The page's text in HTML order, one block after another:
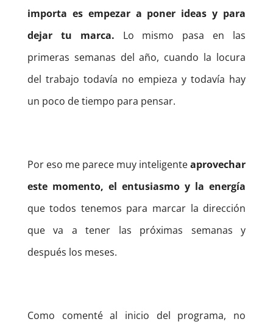
importa es empezar a poner ideas y para
dejar tu marca. Lo mismo pasa en las
primeras semanas del año, cuando la locura
del trabajo todavía no empieza y todavía hay
un poco de tiempo para pensar.
Por eso me parece muy inteligenteaprovechar
este momento, el entusiasmo y la energía
que todos tenemos para marcar la dirección
que va a tener las próximas semanas y
después los meses.
Como comenté al inicio del programa, no